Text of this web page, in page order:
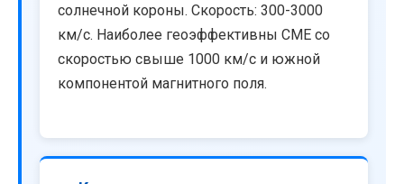
солнечной короны. Скорость: 300-3000
км/с. Наиболее геоэффективны CME со
скоростью свыше 1000 км/с и южной
компонентой магнитного поля.